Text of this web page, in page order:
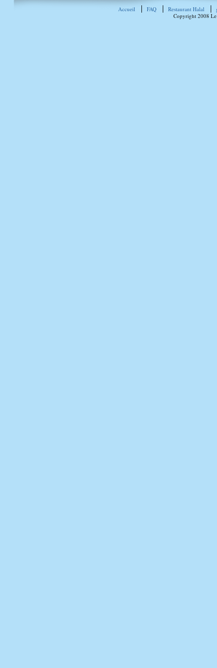
Accueil FAQ Restaurant Halal
Copyright 2008